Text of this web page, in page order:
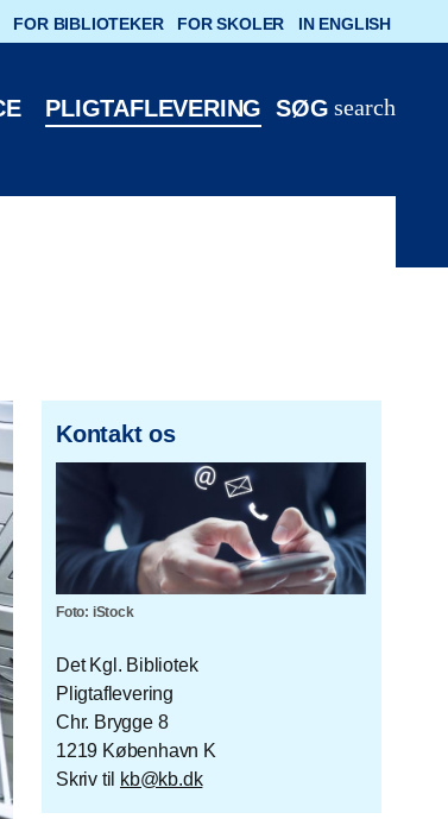
PLIGTAFLEVERING search
SØG
FOR BIBLIOTEKER FOR SKOLER IN ENGLISH
Kontakt os
Foto: iStock
Det Kgl. Bibliotek
Pligtaflevering
Chr. Brygge 8
1219 København K
Skriv til kb@kb.dk